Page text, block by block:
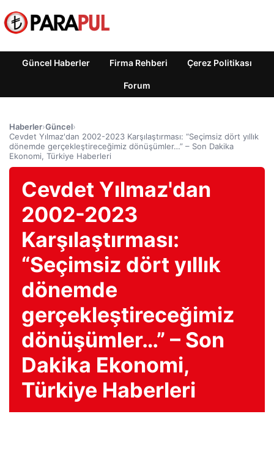
Güncel Haberler Firma Rehberi Çerez Politikası
Forum
Haberler›Güncel›
Cevdet Yılmaz'dan 2002-2023 Karşılaştırması: “Seçimsiz dört yıllık
dönemde gerçekleştireceğimiz dönüşümler…” – Son Dakika
Ekonomi, Türkiye Haberleri
Cevdet Yılmaz'dan
2002-2023
Karşılaştırması:
“Seçimsiz dört yıllık
dönemde
gerçekleştireceğimiz
dönüşümler…” – Son
Dakika Ekonomi,
Türkiye Haberleri